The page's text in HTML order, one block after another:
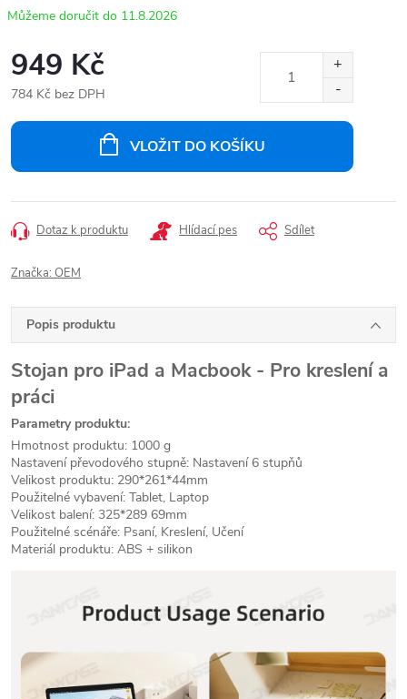
11.8.2026
949 Kč
784 Kč bez DPH
VLOŽIT DO KOŠÍKU
Dotaz k produktu Hlídací pes Sdílet
Značka: OEM
Popis produktu
Stojan pro iPad a Macbook - Pro kreslení a
práci
Parametry produktu:
Hmotnost produktu: 1000 g
Nastavení převodového stupně: Nastavení 6 stupňů
Velikost produktu: 290*261*44mm
Použitelné vybavení: Tablet, Laptop
Velikost balení: 325*289 69mm
Použitelné scénáře: Psaní, Kreslení, Učení
Materiál produktu: ABS + silikon